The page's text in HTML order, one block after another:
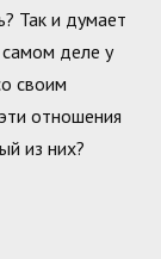
Так и думает
самом деле у
своим
отношения
из них?